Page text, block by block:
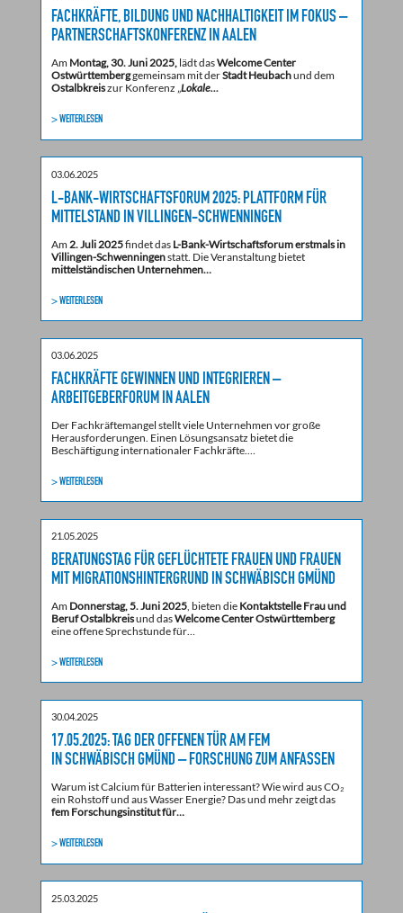
FACHKRÄFTE, BILDUNG UND NACHHALTIGKEIT IM FOKUS –
PARTNERSCHAFTSKONFERENZ IN AALEN
Am Montag, 30. Juni 2025, lädt dasWelcome Center
Ostwürttemberggemeinsam mit derStadt Heubachund dem
Ostalbkreiszur Konferenz „Lokale…
> WEITERLESEN
03.06.2025
L-BANK-WIRTSCHAFTSFORUM 2025: PLATTFORM FÜR
MITTELSTAND IN VILLINGEN-SCHWENNINGEN
Am 2. Juli 2025findet das L-Bank-Wirtschaftsforum erstmals in
Villingen-Schwenningenstatt. Die Veranstaltung bietet
mittelständischen Unternehmen…
> WEITERLESEN
03.06.2025
FACHKRÄFTE GEWINNEN UND INTEGRIEREN –
ARBEITGEBERFORUM IN AALEN
Der Fachkräftemangel stellt viele Unternehmen vor große
Herausforderungen. Einen Lösungsansatz bietet die
Beschäftigung internationaler Fachkräfte.…
> WEITERLESEN
21.05.2025
BERATUNGSTAG FÜR GEFLÜCHTETE FRAUEN UND FRAUEN
MIT MIGRATIONSHINTERGRUND IN SCHWÄBISCH GMÜND
Am Donnerstag, 5. Juni 2025, bieten die Kontaktstelle Frau und
Beruf Ostalbkreisund dasWelcome Center Ostwürttemberg
eine offene Sprechstunde für…
> WEITERLESEN
30.04.2025
17.05.2025: TAG DER OFFENEN TÜR AM FEM
IN SCHWÄBISCH GMÜND – FORSCHUNG ZUM ANFASSEN
Warum ist Calcium für Batterien interessant? Wie wird aus CO₂
ein Rohstoff und aus Wasser Energie? Das und mehr zeigt das
fem Forschungsinstitut für…
> WEITERLESEN
25.03.2025